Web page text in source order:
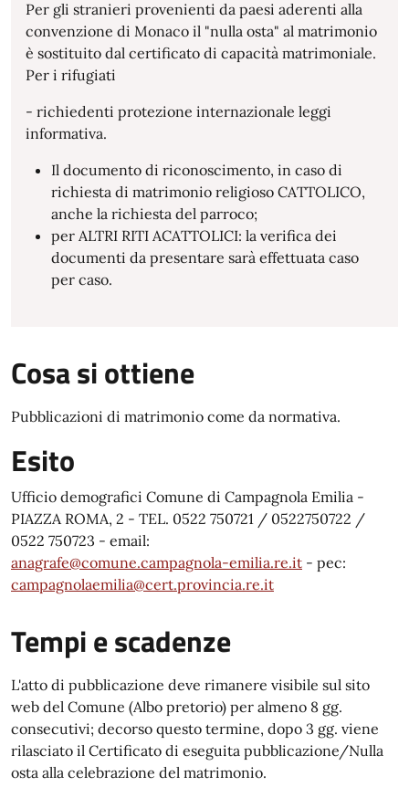
Per gli stranieri provenienti da paesi aderenti alla
convenzione di Monaco il "nulla osta" al matrimonio
è sostituito dal certificato di capacità matrimoniale.
Per i rifugiati
- richiedenti protezione internazionale leggi
informativa.
Il documento di riconoscimento, in caso di
richiesta di matrimonio religioso CATTOLICO,
anche la richiesta del parroco;
per ALTRI RITI ACATTOLICI: la verifica dei
documenti da presentare sarà effettuata caso
per caso.
Cosa si ottiene
Pubblicazioni di matrimonio come da normativa.
Esito
Ufficio demografici Comune di Campagnola Emilia -
PIAZZA ROMA, 2 - TEL. 0522 750721 / 0522750722 /
0522 750723 - email:
anagrafe@comune.campagnola-emilia.re.it - pec:
campagnolaemilia@cert.provincia.re.it
Tempi e scadenze
L'atto di pubblicazione deve rimanere visibile sul sito
web del Comune (Albo pretorio) per almeno 8 gg.
consecutivi; decorso questo termine, dopo 3 gg. viene
rilasciato il Certificato di eseguita pubblicazione/Nulla
osta alla celebrazione del matrimonio.